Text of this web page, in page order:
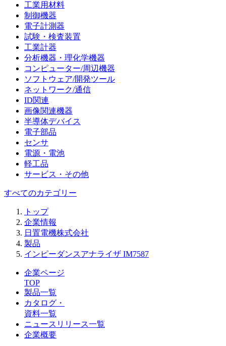
工業用材料
制御機器
電子計測器
試験・検査装置
工業計器
分析機器・理化学機器
コンピューター/周辺機器
ソフトウェア/開発ツール
ネットワーク/通信
ID関連
画像関連機器
半導体デバイス
電子部品
センサ
電源・電池
軽工品
サービス・その他
すべてのカテゴリー
トップ
企業情報
日置電機株式会社
製品
インピーダンスアナライザ IM7587
企業ページ
TOP
製品一覧
カタログ・
資料一覧
ニュースリリース一覧
企業概要